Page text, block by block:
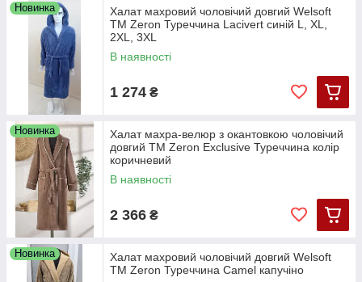
Новинка
Халат махровий чоловічий довгий Welsoft
TM Zeron Туреччина Lacivert синій L, XL,
2XL, 3XL
В наявності
1 274 ₴
Новинка
Халат махра-велюр з окантовкою чоловічий
довгий TM Zeron Exclusive Туреччина колір
коричневий
В наявності
2 366 ₴
Новинка
Халат махровий чоловічий довгий Welsoft
TM Zeron Туреччина Camel капучіно